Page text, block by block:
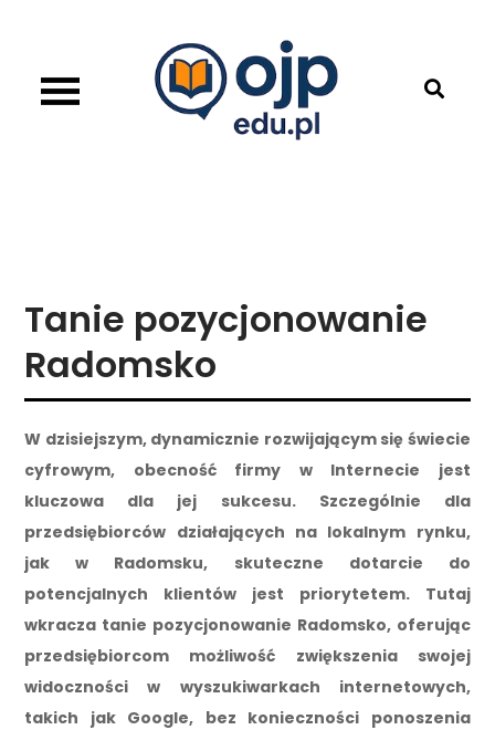
content
Tanie pozycjonowanie
Radomsko
W dzisiejszym, dynamicznie rozwijającym się świecie
cyfrowym, obecność firmy w Internecie jest
kluczowa dla jej sukcesu. Szczególnie dla
przedsiębiorców działających na lokalnym rynku,
jak w Radomsku, skuteczne dotarcie do
potencjalnych klientów jest priorytetem. Tutaj
wkracza tanie pozycjonowanie Radomsko, oferując
przedsiębiorcom możliwość zwiększenia swojej
widoczności w wyszukiwarkach internetowych,
takich jak Google, bez konieczności ponoszenia